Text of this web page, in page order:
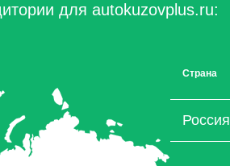
для autokuzovplus.ru:
Страна
Россия